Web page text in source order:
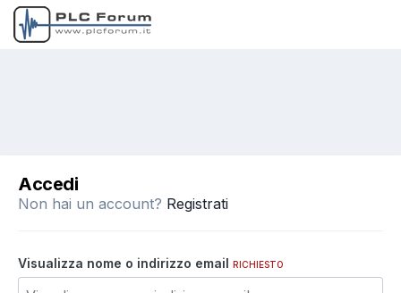
Accedi
Non hai un account? Registrati
Visualizza nome o indirizzo email RICHIESTO